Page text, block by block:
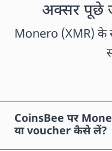
अक्सर पूछे
Monero (XMR) के
CoinsBee पर
या voucher कैसे लें?